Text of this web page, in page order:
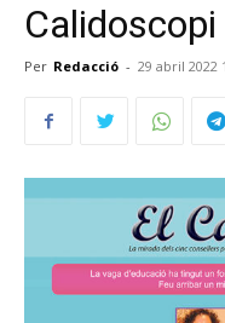
Per Redacció - 29 abril 2022